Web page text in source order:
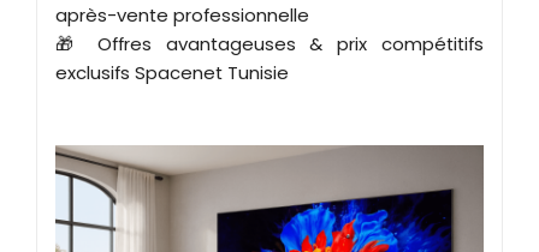
après-vente professionnelle
🎁 Offres avantageuses & prix compétitifs
exclusifs Spacenet Tunisie